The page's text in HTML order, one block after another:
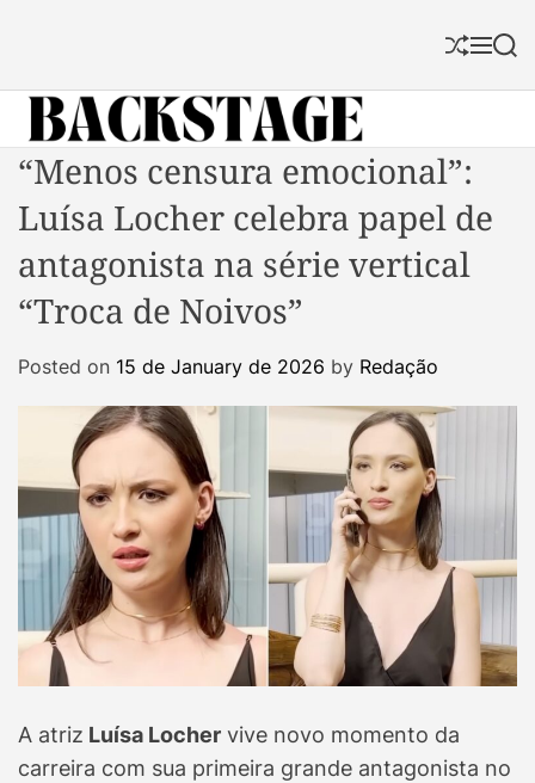
S
f
l
M S
c
B
s
t
g
g
“Menos censura emocional”:
Luísa Locher celebra papel de
antagonista na série vertical
“Troca de Noivos”
Posted on 15 de January de 2026 by Redação
A atriz Luísa Locher vive novo momento da
carreira com sua primeira grande antagonista no